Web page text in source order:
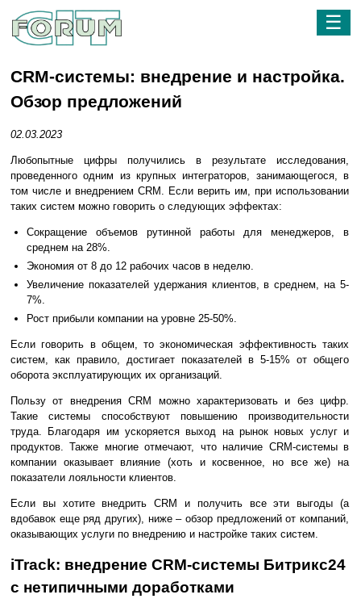
☰
CRM-системы: внедрение и настройка.
Обзор предложений
02.03.2023
Любопытные цифры получились в результате исследования,
проведенного одним из крупных интеграторов, занимающегося, в
том числе и внедрением CRM. Если верить им, при использовании
таких систем можно говорить о следующих эффектах:
Сокращение объемов рутинной работы для менеджеров, в
среднем на 28%.
Экономия от 8 до 12 рабочих часов в неделю.
Увеличение показателей удержания клиентов, в среднем, на 5-
7%.
Рост прибыли компании на уровне 25-50%.
Если говорить в общем, то экономическая эффективность таких
систем, как правило, достигает показателей в 5-15% от общего
оборота эксплуатирующих их организаций.
Пользу от внедрения CRM можно характеризовать и без цифр.
Такие системы способствуют повышению производительности
труда. Благодаря им ускоряется выход на рынок новых услуг и
продуктов. Также многие отмечают, что наличие CRM-системы в
компании оказывает влияние (хоть и косвенное, но все же) на
показатели лояльности клиентов.
Если вы хотите внедрить CRM и получить все эти выгоды (а
вдобавок еще ряд других), ниже – обзор предложений от компаний,
оказывающих услуги по внедрению и настройке таких систем.
iTrack: внедрение CRM-системы Битрикс24
с нетипичными доработками